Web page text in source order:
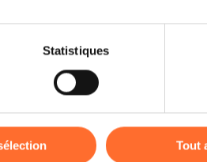
(ex : lecture de vidéos, partage
Statistiques
Tout